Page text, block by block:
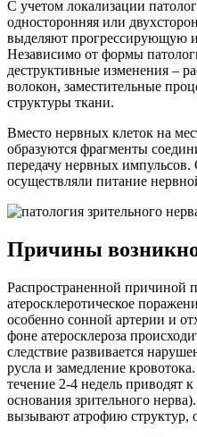
С учетом локализации
односторонняя или
выделяют прогрессирующую
Независимо от формы
деструктивные изменения –
волокон, заместительные
структуры ткани.
Вместо нервных клеток на
образуются фрагменты
передачу нервных
осуществляли питание
Причины
Распространенной причиной
атеросклеротическое
особенно сонной артерии и
фоне атеросклероза
следствие развивается
русла и замедление
течение 2-4 недель приводят
основания зрительного
вызывают атрофию структур,